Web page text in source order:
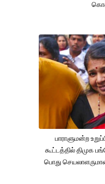
பாராளுமன்ற
கூட்டத்தில் திமுக
பொது